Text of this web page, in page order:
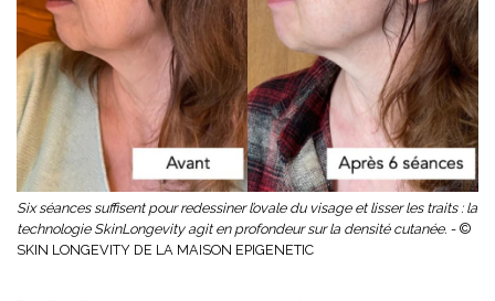
Six séances suffisent pour redessiner l’ovale du visage et lisser les traits : la
technologie SkinLongevity agit en profondeur sur la densité cutanée. - ©
SKIN LONGEVITY DE LA MAISON EPIGENETIC